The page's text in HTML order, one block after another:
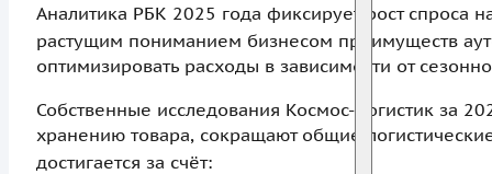
Аналитика РБК 2025 года фиксирует рост спроса
растущим пониманием бизнесом преимуществ
оптимизировать расходы в зависимости от
Собственные исследования Космос-Логистик за
хранению товара, сокращают общие
достигается за счёт: